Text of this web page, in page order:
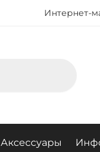
Интернет-
Аксессуары